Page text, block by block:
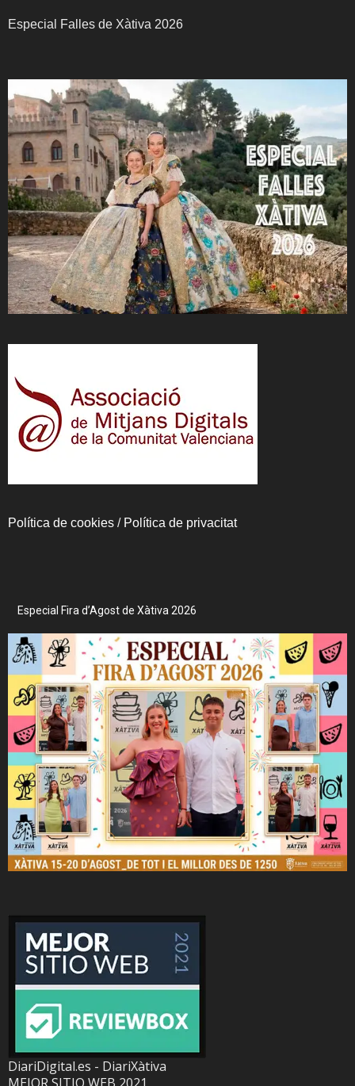
Especial Falles de Xàtiva 2026
Política de cookies / Política de privacitat
Especial Fira d’Agost de Xàtiva 2026
DiariDigital.es - DiariXàtiva
MEJOR SITIO WEB 2021